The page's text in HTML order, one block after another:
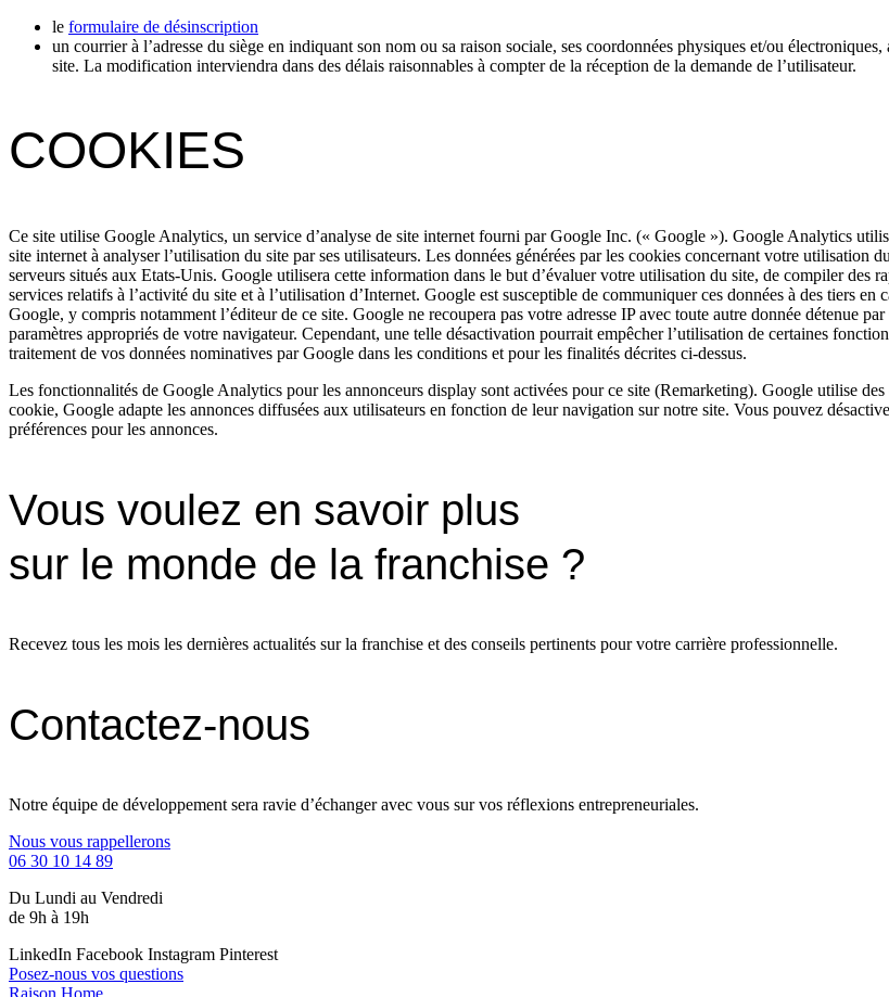
le formulaire de désinscription
un courrier à l’adresse du siège en indiquant son nom ou sa raison sociale, ses coordonnées physiques et/ou
site. La modification interviendra dans des délais raisonnables à compter de la réception de la demande de l’utilisateur.
COOKIES
Ce site utilise Google Analytics, un service d’analyse de site internet fourni par Google Inc. (« Google »). Google Analytics
site internet à analyser l’utilisation du site par ses utilisateurs. Les données générées par les cookies concernant votre utilisation
serveurs situés aux Etats-Unis. Google utilisera cette information dans le but d’évaluer votre utilisation du site, de compiler des
services relatifs à l’activité du site et à l’utilisation d’Internet. Google est susceptible de communiquer ces données à des tiers
Google, y compris notamment l’éditeur de ce site. Google ne recoupera pas votre adresse IP avec toute autre donnée détenue
paramètres appropriés de votre navigateur. Cependant, une telle désactivation pourrait empêcher l’utilisation de certaines
traitement de vos données nominatives par Google dans les conditions et pour les finalités décrites ci-dessus.
Les fonctionnalités de Google Analytics pour les annonceurs display sont activées pour ce site (Remarketing). Google utilise
cookie, Google adapte les annonces diffusées aux utilisateurs en fonction de leur navigation sur notre site. Vous pouvez
préférences pour les annonces.
Vous voulez en savoir plus
sur le monde de la franchise ?
Recevez tous les mois les dernières actualités sur la franchise et des conseils pertinents pour votre carrière professionnelle.
Contactez-nous
Notre équipe de développement sera ravie d’échanger avec vous sur vos réflexions entrepreneuriales.
Nous vous rappellerons
06 30 10 14 89
Du Lundi au Vendredi
de 9h à 19h
LinkedIn Facebook Instagram Pinterest
Posez-nous vos questions